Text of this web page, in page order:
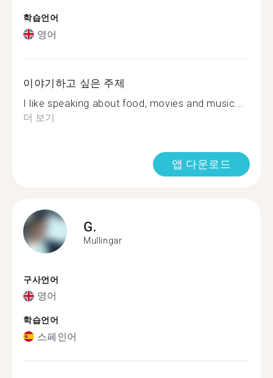
학습언어
영어
이야기하고 싶은 주제
I like speaking about food, movies and music...
더 보기
앱 다운로드
G.
Mullingar
구사언어
영어
학습언어
스페인어